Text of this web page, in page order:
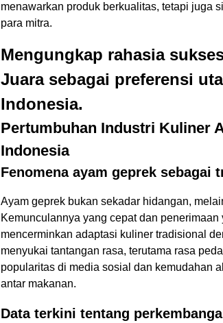
menawarkan produk berkualitas, tetapi juga
para mitra.
Mengungkap rahasia
Juara sebagai preferensi
Indonesia.
Pertumbuhan Industri Kuliner
Indonesia
Fenomena ayam geprek sebagai
Ayam geprek bukan sekadar hidangan,
Kemunculannya yang cepat dan
mencerminkan adaptasi kuliner tradisional
menyukai tantangan rasa, terutama rasa
popularitas di media sosial dan kemudahan
antar makanan.
Data terkini tentang